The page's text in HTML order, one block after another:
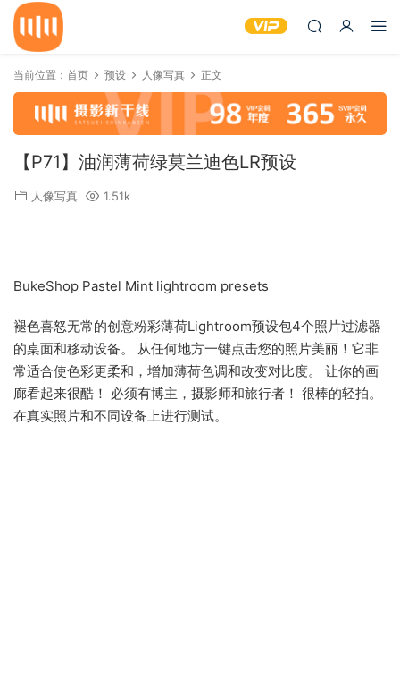
当前位置： 首页 预设 人像写真 正文
【P71】油润薄荷绿莫兰迪色LR预设
人像写真 1.51k
BukeShop Pastel Mint lightroom presets
褪色喜怒无常的创意粉彩薄荷Lightroom预设包4个照片过滤器
的桌面和移动设备。 从任何地方一键点击您的照片美丽！它非
常适合使色彩更柔和，增加薄荷色调和改变对比度。 让你的画
廊看起来很酷！ 必须有博主，摄影师和旅行者！ 很棒的轻拍。
在真实照片和不同设备上进行测试。